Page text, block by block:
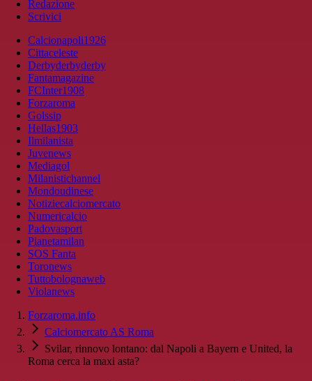
Redazione
Scrivici
Calcionapoli1926
Cittaceleste
Derbyderbyderby
Fantamagazine
FCInter1908
Forzaroma
Golssip
Hellas1903
Ilmilanista
Juvenews
Mediagol
Milanistichannel
Mondoudinese
Notiziecalciomercato
Numericalcio
Padovasport
Pianetamilan
SOS Fanta
Toronews
Tuttobolognaweb
Violanews
Forzaroma.info
Calciomercato AS Roma
Svilar, rinnovo lontano: dal Napoli a Bayern e United, la
Roma cerca la maxi asta?